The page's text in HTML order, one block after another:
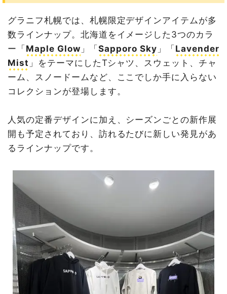
グラニフ札幌では、札幌限定デザインアイテムが多
数ラインナップ。北海道をイメージした3つのカラ
ー「 Maple Glow 」「Sapporo Sky 」「 Lavender
Mist 」をテーマにしたTシャツ、スウェット、チャ
ーム、スノードームなど、ここでしか手に入らない
コレクションが登場します。
人気の定番デザインに加え、シーズンごとの新作展
開も予定されており、訪れるたびに新しい発見があ
るラインナップです。